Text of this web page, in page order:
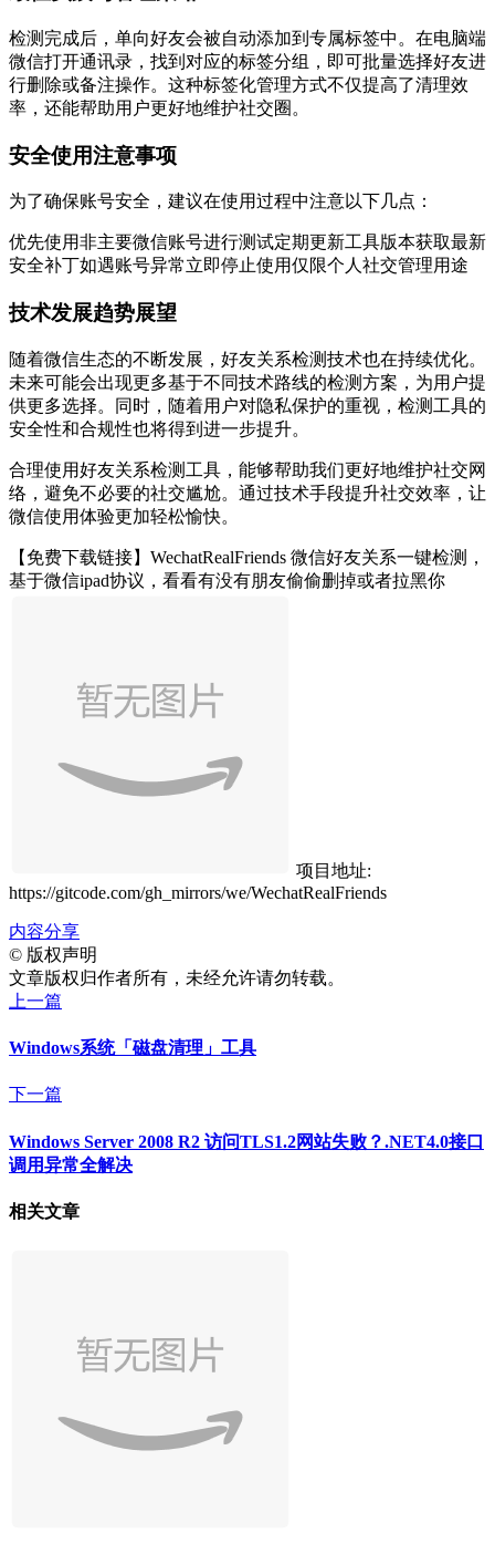
检测完成后，单向好友会被自动添加到专属标签中。在电脑端
微信打开通讯录，找到对应的标签分组，即可批量选择好友进
行删除或备注操作。这种标签化管理方式不仅提高了清理效
率，还能帮助用户更好地维护社交圈。
安全使用注意事项
为了确保账号安全，建议在使用过程中注意以下几点：
优先使用非主要微信账号进行测试定期更新工具版本获取最新
安全补丁如遇账号异常立即停止使用仅限个人社交管理用途
技术发展趋势展望
随着微信生态的不断发展，好友关系检测技术也在持续优化。
未来可能会出现更多基于不同技术路线的检测方案，为用户提
供更多选择。同时，随着用户对隐私保护的重视，检测工具的
安全性和合规性也将得到进一步提升。
合理使用好友关系检测工具，能够帮助我们更好地维护社交网
络，避免不必要的社交尴尬。通过技术手段提升社交效率，让
微信使用体验更加轻松愉快。
【免费下载链接】WechatRealFriends 微信好友关系一键检测，
基于微信ipad协议，看看有没有朋友偷偷删掉或者拉黑你
项目地址:
https://gitcode.com/gh_mirrors/we/WechatRealFriends
内容分享
© 版权声明
文章版权归作者所有，未经允许请勿转载。
上一篇
Windows系统「磁盘清理」工具
下一篇
Windows Server 2008 R2 访问TLS1.2网站失败？.NET4.0接口
调用异常全解决
相关文章